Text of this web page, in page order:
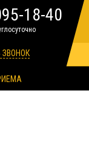
18-40
ЗВОНОК